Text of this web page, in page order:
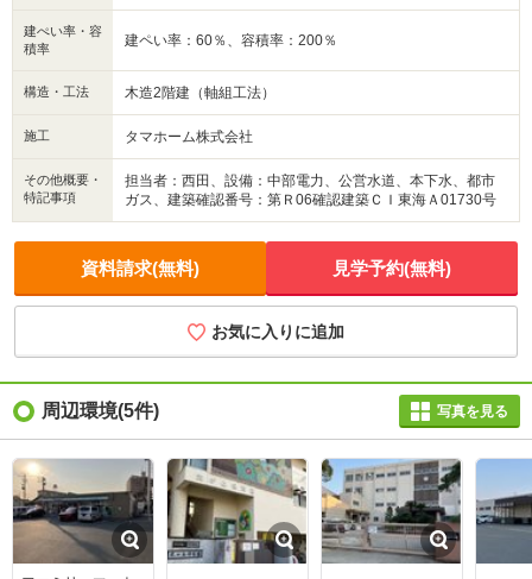
ご内覧をご希望される場合は、事前にご連絡頂けますよう
お気軽にお問い合わせください！
直通【担当 西田】 070-4507-6779
建ぺい率・容
積率
建ペい率：60％、容積率：200％
構造・工法 木造2階建（軸組工法）
施工 タマホーム株式会社
その他概要・
特記事項
担当者：西田、設備：中部電力、公営水道、本下水、都市
ガス、建築確認番号：第Ｒ06確認建築ＣＩ東海Ａ01730号
資料請求(無料) 見学予約(無料)
お気に入りに追加
周辺環境(5件) 写真を見る